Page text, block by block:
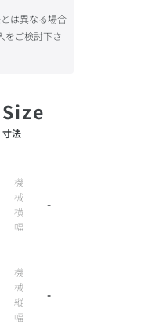
寸法
機
械
横
幅
-
機
械
縦
幅
-
は異なる場合
をご検討下さ